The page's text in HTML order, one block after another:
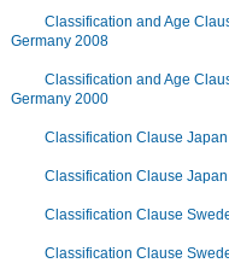
Classification and Age
Germany 2008
Classification and Age
Germany 2000
Classification Clause
Classification Clause
Classification Clause
Classification Clause